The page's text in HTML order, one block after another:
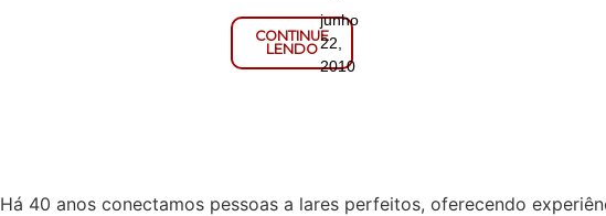
CONTINUE
LENDO
junho
22,
2010
Há 40 anos conectamos pessoas a lares perfeitos, oferecendo